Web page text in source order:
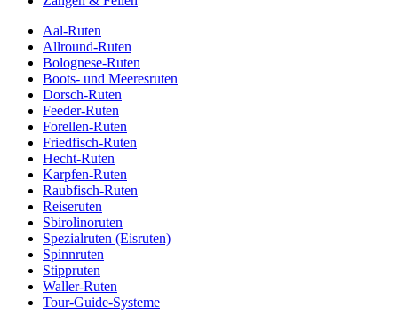
Aal-Ruten
Allround-Ruten
Bolognese-Ruten
Boots- und Meeresruten
Dorsch-Ruten
Feeder-Ruten
Forellen-Ruten
Friedfisch-Ruten
Hecht-Ruten
Karpfen-Ruten
Raubfisch-Ruten
Reiseruten
Sbirolinoruten
Spezialruten (Eisruten)
Spinnruten
Stippruten
Waller-Ruten
Tour-Guide-Systeme